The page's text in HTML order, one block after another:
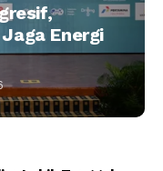
Energi